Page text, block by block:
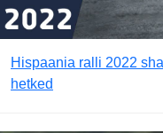
Hispaania ralli 2022
hetked